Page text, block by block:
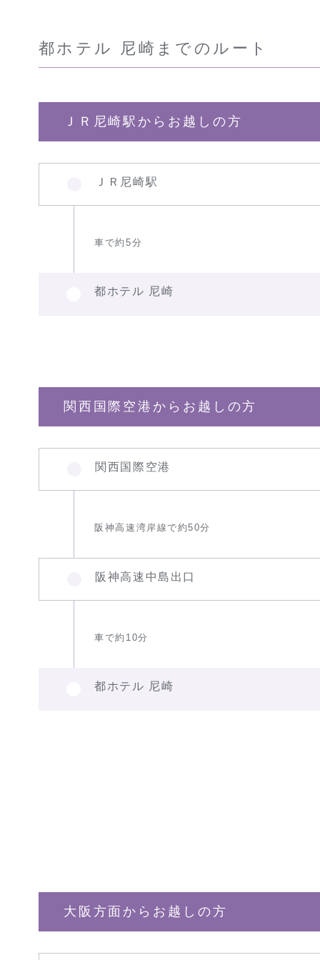
都ホテル 尼崎までのルート
ＪＲ尼崎駅からお越しの方
ＪＲ尼崎駅
車で約5分
都ホテル 尼崎
関西国際空港からお越しの方
関西国際空港
阪神高速湾岸線で約50分
阪神高速中島出口
車で約10分
都ホテル 尼崎
大阪方面からお越しの方